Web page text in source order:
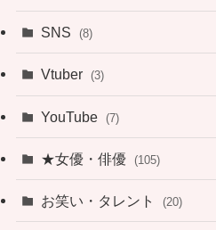
SNS (8)
Vtuber (3)
YouTube (7)
★女優・俳優 (105)
お笑い・タレント (20)